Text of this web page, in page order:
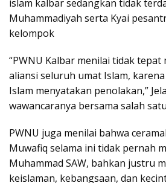
islam kalbar sedangkan tidak
Muhammadiyah serta Kyai
kelompok
“PWNU Kalbar menilai tidak
aliansi seluruh umat Islam,
Islam menyatakan penolakan,”
wawancaranya bersama salah
PWNU juga menilai bahwa
Muwafiq selama ini tidak pernah
Muhammad SAW, bahkan justru
keislaman, kebangsaan, dan